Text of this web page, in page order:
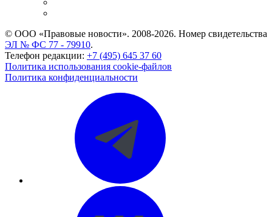
© ООО «Правовые новости». 2008-2026. Номер свидетельства
ЭЛ № ФС 77 - 79910.
Телефон редакции: +7 (495) 645 37 60
Политика использования cookie-файлов
Политика конфиденциальности